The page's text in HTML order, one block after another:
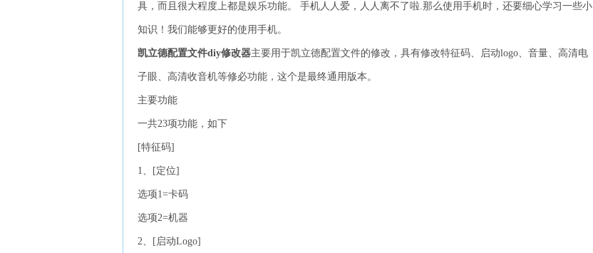
具，而且很大程度上都是娱乐功能。 手机人人爱，人人离不了啦.那么使用手机时，还要细心学习一些小
知识！我们能够更好的使用手机。
凯立德配置文件diy修改器主要用于凯立德配置文件的修改，具有修改特征码、启动logo、音量、高清电
子眼、高清收音机等修必功能，这个是最终通用版本。
主要功能
一共23项功能，如下
[特征码]
1、[定位]
选项1=卡码
选项2=机器
2、[启动Logo]